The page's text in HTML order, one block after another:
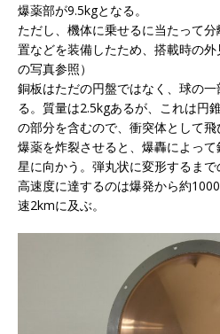
爆薬部が9.5kgとなる。
ただし、機体に乗せるに当たって
置などを装備したため、搭載時の
の写真参照）
銅板はただの円盤ではなく、球の
る。質量は2.5kgあるが、これは円
の部分を含むので、衝突体として飛
爆薬を炸裂させると、爆轟によっ
星に向かう。弾丸状に変形するま
高速度に達するのは爆発から約
速2kmに及ぶ。